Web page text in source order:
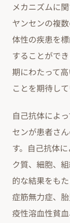
メカニズムに
ヤンセンの複
体性の疾患を
することがで
期にわたって
ことを期待して
自己抗体によ
センが患者さ
す。自己抗体
ク質、細胞、
的な結果をも
症筋無力症、
疫性溶血性貧